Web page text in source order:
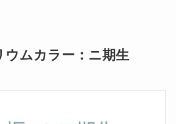
ウムカラー：ニ期生